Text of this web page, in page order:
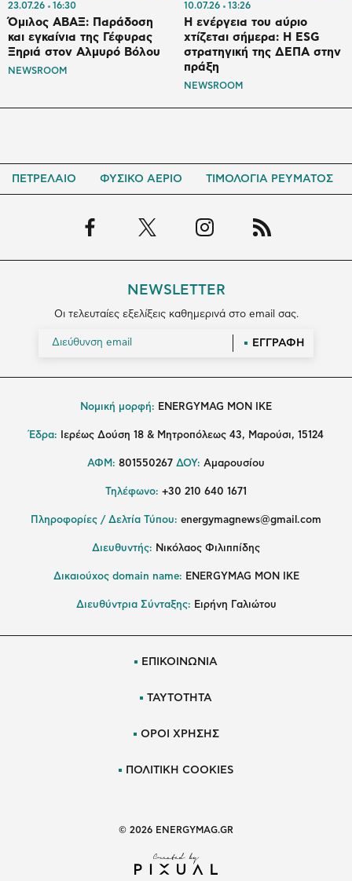
23.07.26 16:30
Όμιλος ΑΒΑΞ: Παράδοση
και εγκαίνια της Γέφυρας
Ξηριά στον Αλμυρό Βόλου
NEWSROOM
10.07.26 13:26
Η ενέργεια του αύριο
χτίζεται σήμερα: Η ESG
στρατηγική της ΔΕΠΑ στην
πράξη
NEWSROOM
ΠΕΤΡΕΛΑΙΟ ΦΥΣΙΚΟ ΑΕΡΙΟ ΤΙΜΟΛΟΓΙΑ ΡΕΥΜΑΤΟΣ
NEWSLETTER
Οι τελευταίες εξελίξεις καθημερινά στο email σας.
ΕΓΓΡΑΦΗ
Νομική μορφή: ENERGYMAG MON IKE
Έδρα: Ιερέως Δούση 18 & Μητροπόλεως 43, Μαρούσι, 15124
ΑΦΜ: 801550267 ΔΟΥ: Αμαρουσίου
Τηλέφωνο: +30 210 640 1671
Πληροφορίες / Δελτία Τύπου: energymagnews@gmail.com
Διευθυντής: Νικόλαος Φιλιππίδης
Δικαιούχος domain name: ENERGYMAG ΜΟΝ ΙΚΕ
Διευθύντρια Σύνταξης: Ειρήνη Γαλιώτου
ΕΠΙΚΟΙΝΩΝΙΑ
ΤΑΥΤΟΤΗΤΑ
ΟΡΟΙ ΧΡΗΣΗΣ
ΠΟΛΙΤΙΚΗ COOKIES
© 2026 ENERGYMAG.GR